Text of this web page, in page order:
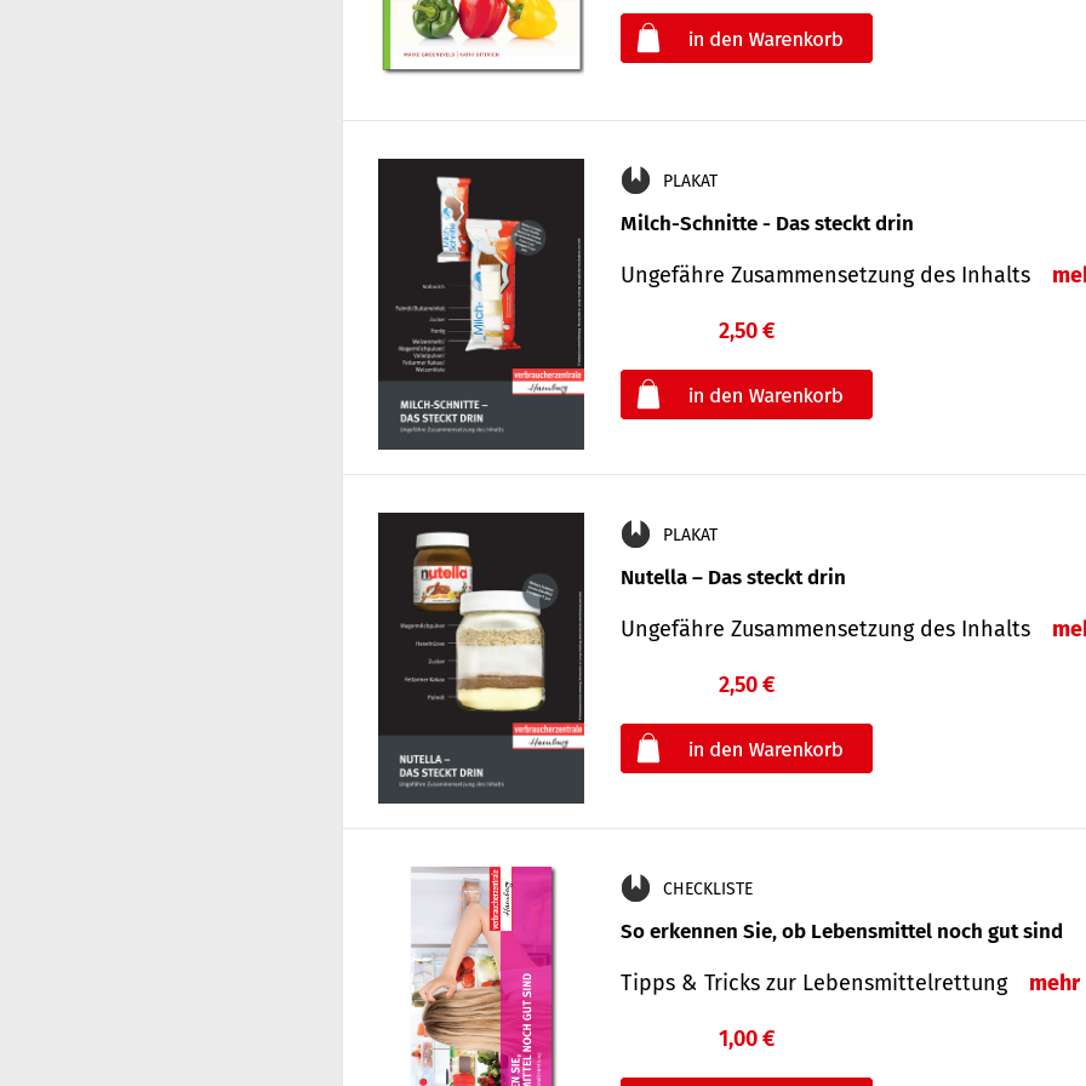
PLAKAT
Milch-Schnitte - Das steckt drin
Ungefähre Zu­sammen­setzung des Inhalts
2,50 €
PLAKAT
Nutella – Das steckt drin
Ungefähre Zusammensetzung des Inhalts
2,50 €
CHECKLISTE
So erkennen Sie, ob Lebensmittel noch gut sind
Tipps & Tricks zur Lebensmittelrettung mehr
1,00 €